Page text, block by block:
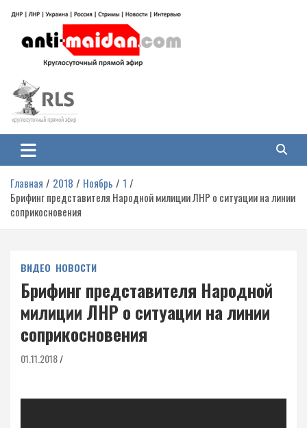
содержимому
Антимайдан: Гражданская война
на Украине
гражданской войне на Украине, включая события в Новороссии, ДНР,
ЛНР и других регионах.
Главная 2018 Ноябрь
1
Брифинг представителя Народной милиции ЛНР о ситуации на линии
соприкосновения
ВИДЕО НОВОСТИ
Брифинг представителя Народной
милиции ЛНР о ситуации на линии
соприкосновения
01.11.2018